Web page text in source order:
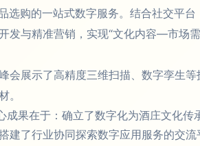
选购的一站式数字服务。结合社交平
发与精准营销，实现“文化内容—市场
会展示了高精度三维扫描、数字孪生
。
果在于：确立了数字化为酒庄文化传
了行业协同探索数字应用服务的交